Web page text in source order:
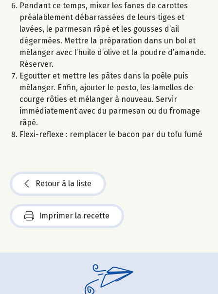
Pendant ce temps, mixer les fanes de carottes
préalablement débarrassées de leurs tiges et
lavées, le parmesan râpé et les gousses d’ail
dégermées. Mettre la préparation dans un bol et
mélanger avec l’huile d’olive et la poudre d’amande.
Réserver.
Egoutter et mettre les pâtes dans la poêle puis
mélanger. Enfin, ajouter le pesto, les lamelles de
courge rôties et mélanger à nouveau. Servir
immédiatement avec du parmesan ou du fromage
râpé.
Flexi-reflexe : remplacer le bacon par du tofu fumé
Retour à la liste
Imprimer la recette